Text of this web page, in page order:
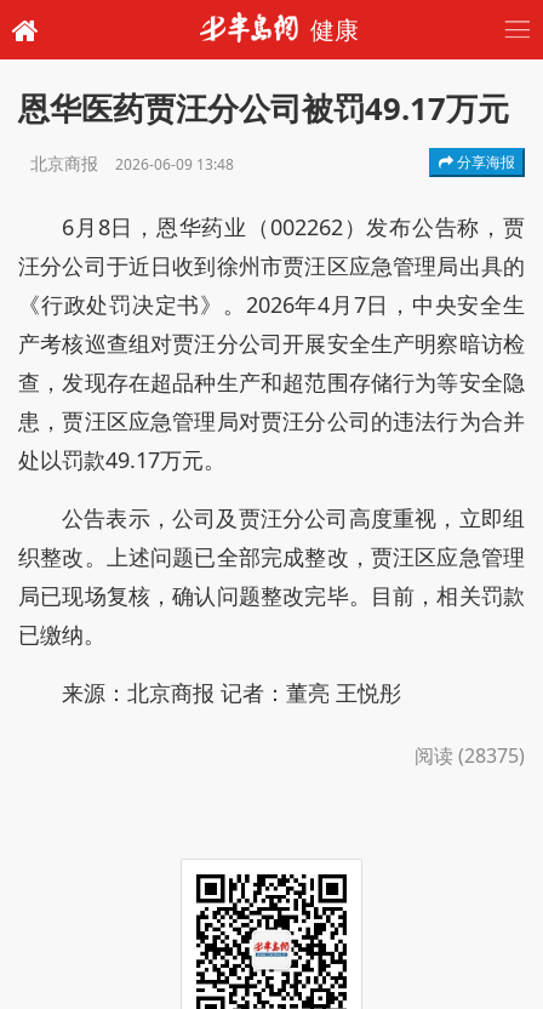
健康
恩华医药贾汪分公司被罚49.17万元
北京商报 2026-06-09 13:48 分享海报
6月8日，恩华药业（002262）发布公告称，贾
汪分公司于近日收到徐州市贾汪区应急管理局出具的
《行政处罚决定书》。2026年4月7日，中央安全生
产考核巡查组对贾汪分公司开展安全生产明察暗访检
查，发现存在超品种生产和超范围存储行为等安全隐
患，贾汪区应急管理局对贾汪分公司的违法行为合并
处以罚款49.17万元。
公告表示，公司及贾汪分公司高度重视，立即组
织整改。上述问题已全部完成整改，贾汪区应急管理
局已现场复核，确认问题整改完毕。目前，相关罚款
已缴纳。
来源：北京商报 记者：董亮 王悦彤
阅读 (28375)